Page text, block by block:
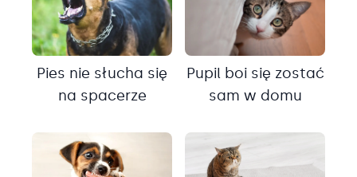
Pies nie słucha się
na spacerze
Pupil boi się zostać
sam w domu